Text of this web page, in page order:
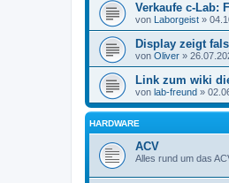
Verkaufe c-Lab:
von Laborgeist »
Display zeigt
von Oliver »
Link zum wiki
von lab-freund »
HARDWARE
ACV
Alles rund um das